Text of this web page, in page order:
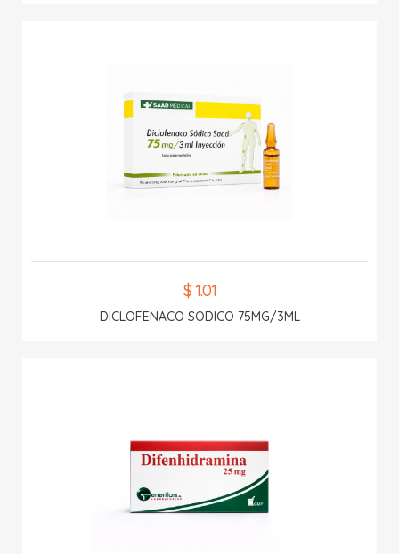
$ 1.01
DICLOFENACO SODICO 75MG/3ML